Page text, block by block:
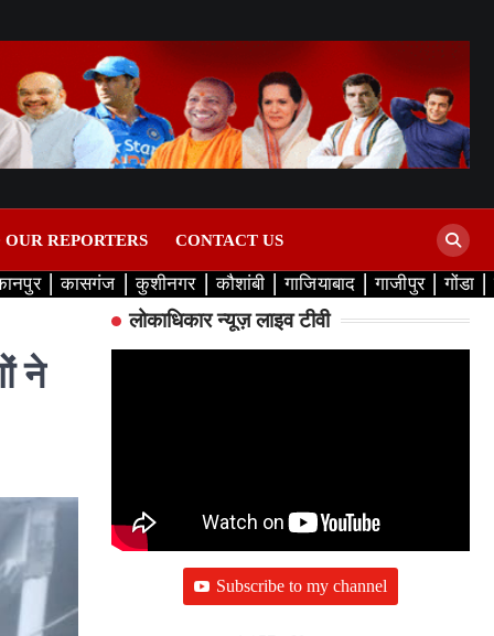
REPORTERS CONTACT US
कासगंज कुशीनगर कौशांबी गाजियाबाद गाजीपुर गोंडा
ने
लोकाधिकार न्यूज़ लाइव टीवी
Subscribe to my channel